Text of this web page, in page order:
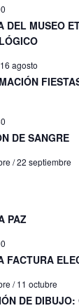
DEL MUSEO
16 agosto
DE SANGRE
/22 septiembre
PAZ
FACTURA
/11 octubre
DE